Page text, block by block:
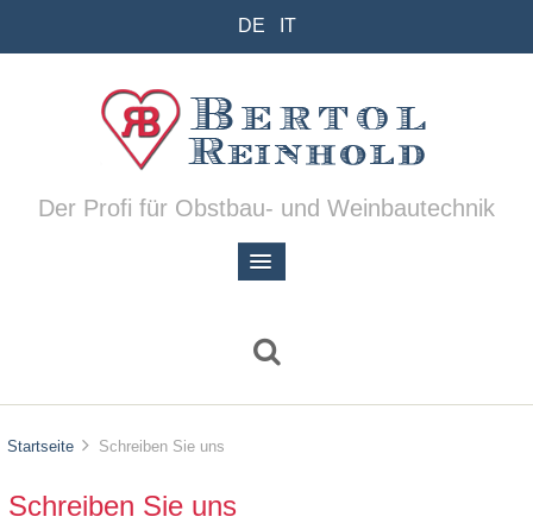
DE IT
Der Profi für Obstbau- und Weinbautechnik
Startseite Schreiben Sie uns
Schreiben Sie uns